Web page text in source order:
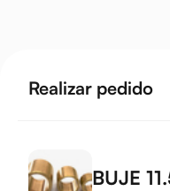
Realizar pedido
BUJE